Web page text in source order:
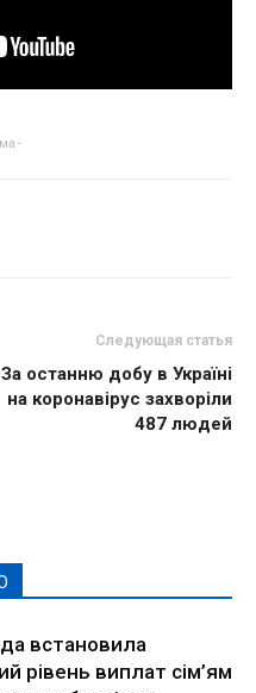
-
Следующая статья
За останню добу в Україні
на коронавірус захворіли
487 людей
встановила
рівень виплат сім’ям